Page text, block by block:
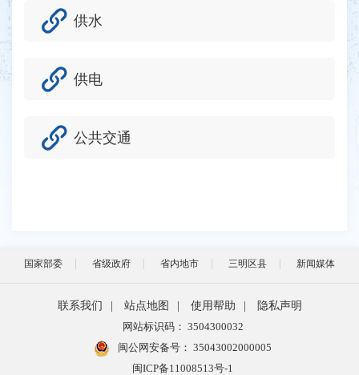
供水
供电
公共交通
国家部委 省级政府 省内地市 三明区县 新闻媒体
联系我们 站点地图 使用帮助
隐私声明
网站标识码： 3504300032
闽公网安备号： 35043002000005
闽ICP备11008513号-1